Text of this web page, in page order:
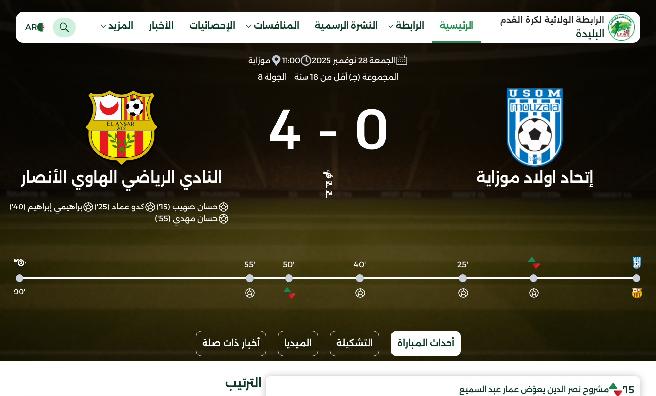
الرابطة الولائية لكرة القدم
البليدة
الرئيسية الرابطة النشرة الرسمية المنافسات الإحصائيات الأخبار المزيد AR
الجمعة 28 نوفمبر 2025 11:00
موزاية
المجموعة (جـ) أقل من 18 سنة
الجولة 8
إتحاد اولاد موزاية
0
-
4
النادي الرياضي الهاوي الأنصار
حسان صهيب (15') كدو عماد (25')
براهيمي إبراهيم (40')
حسان مهدي (55')
'25
'40
'50
'55
'90
أحداث المباراة التشكيلة الميديا أخبار ذات صلة
15' مشروح نصر الدين يعوّض عمار عبد السميع الترتيب